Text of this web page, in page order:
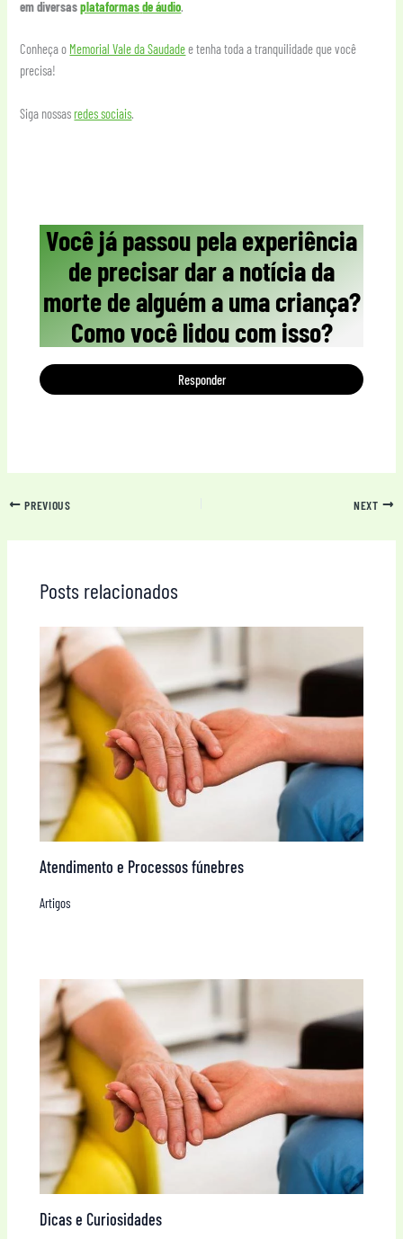
em diversasplataformasde áudio.
Conheça o Memorial Vale da Saudadee tenha toda a tranquilidade que você
precisa!
Siga nossas redes sociais.
Você já passou pela experiência
de precisar dar a notícia da
morte de alguém a uma criança?
Como você lidou com isso?
Responder
PREVIOUS NEXT
Posts relacionados
Atendimento e Processos fúnebres
Artigos
Dicas e Curiosidades